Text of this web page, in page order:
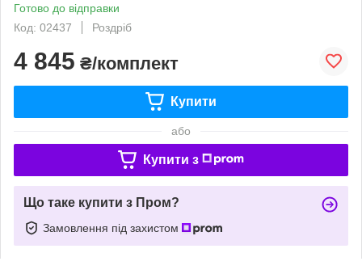
Готово до відправки
Код: 02437
Роздріб
4 845 ₴/комплект
Купити
або
Купити з
Що таке купити з Пром?
Замовлення під захистом